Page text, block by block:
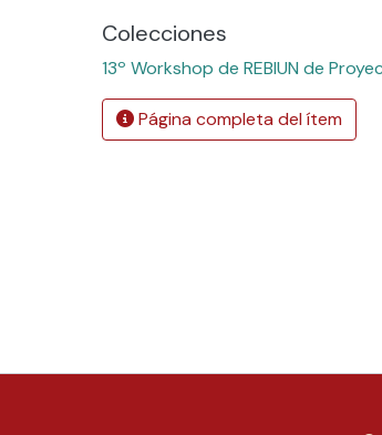
Colecciones
13º Workshop de REBIUN de
Página completa del ítem